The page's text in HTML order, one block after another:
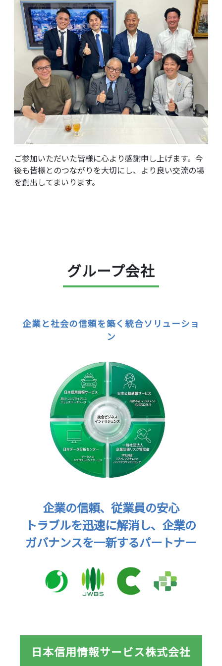
ご参加いただいた皆様に心より感謝申し上げます。今
後も皆様とのつながりを大切にし、より良い交流の場
を創出してまいります。
グループ会社
企業と社会の信頼を築く統合ソリューショ
ン
企業の信頼、従業員の安心
トラブルを迅速に解消し、企業の
ガバナンスを一新するパートナー
日本信用情報サービス株式会社